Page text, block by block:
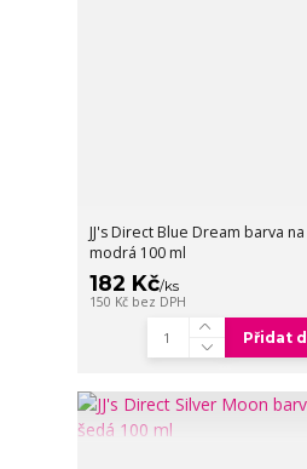
JJ's Direct Blue Dream barva
modrá 100 ml
182 Kč/ks
150 Kč bez DPH
Přidat